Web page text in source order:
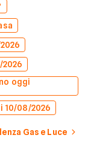
oggi
10/08/2026
Gas e Luce